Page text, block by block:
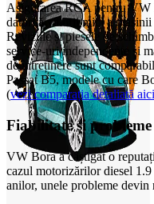
Asigurarea RCA pentru VW
datorită valorii mici a
Reviziile și piesele de
service-uri independente și
de întreținere sunt
Passat B5, modele cu care
(vezi comparația detaliată aici
Fiabilitate și
VW Bora a câștigat o
cazul motorizărilor diesel
anilor, unele probleme devin